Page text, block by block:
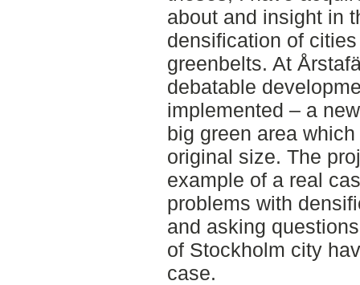
about and insight in
densification of
greenbelts. At
debatable
implemented – a
big green area
original size. The
example of a real
problems with
and asking
of Stockholm city
case.